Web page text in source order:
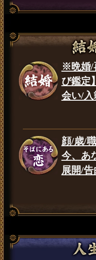
※晩婚/
び鑑定
会い/入
顔/歳/
今、あ
展開/告